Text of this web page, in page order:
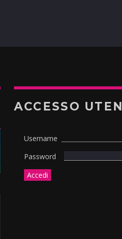
ACCESSO
Username
Password